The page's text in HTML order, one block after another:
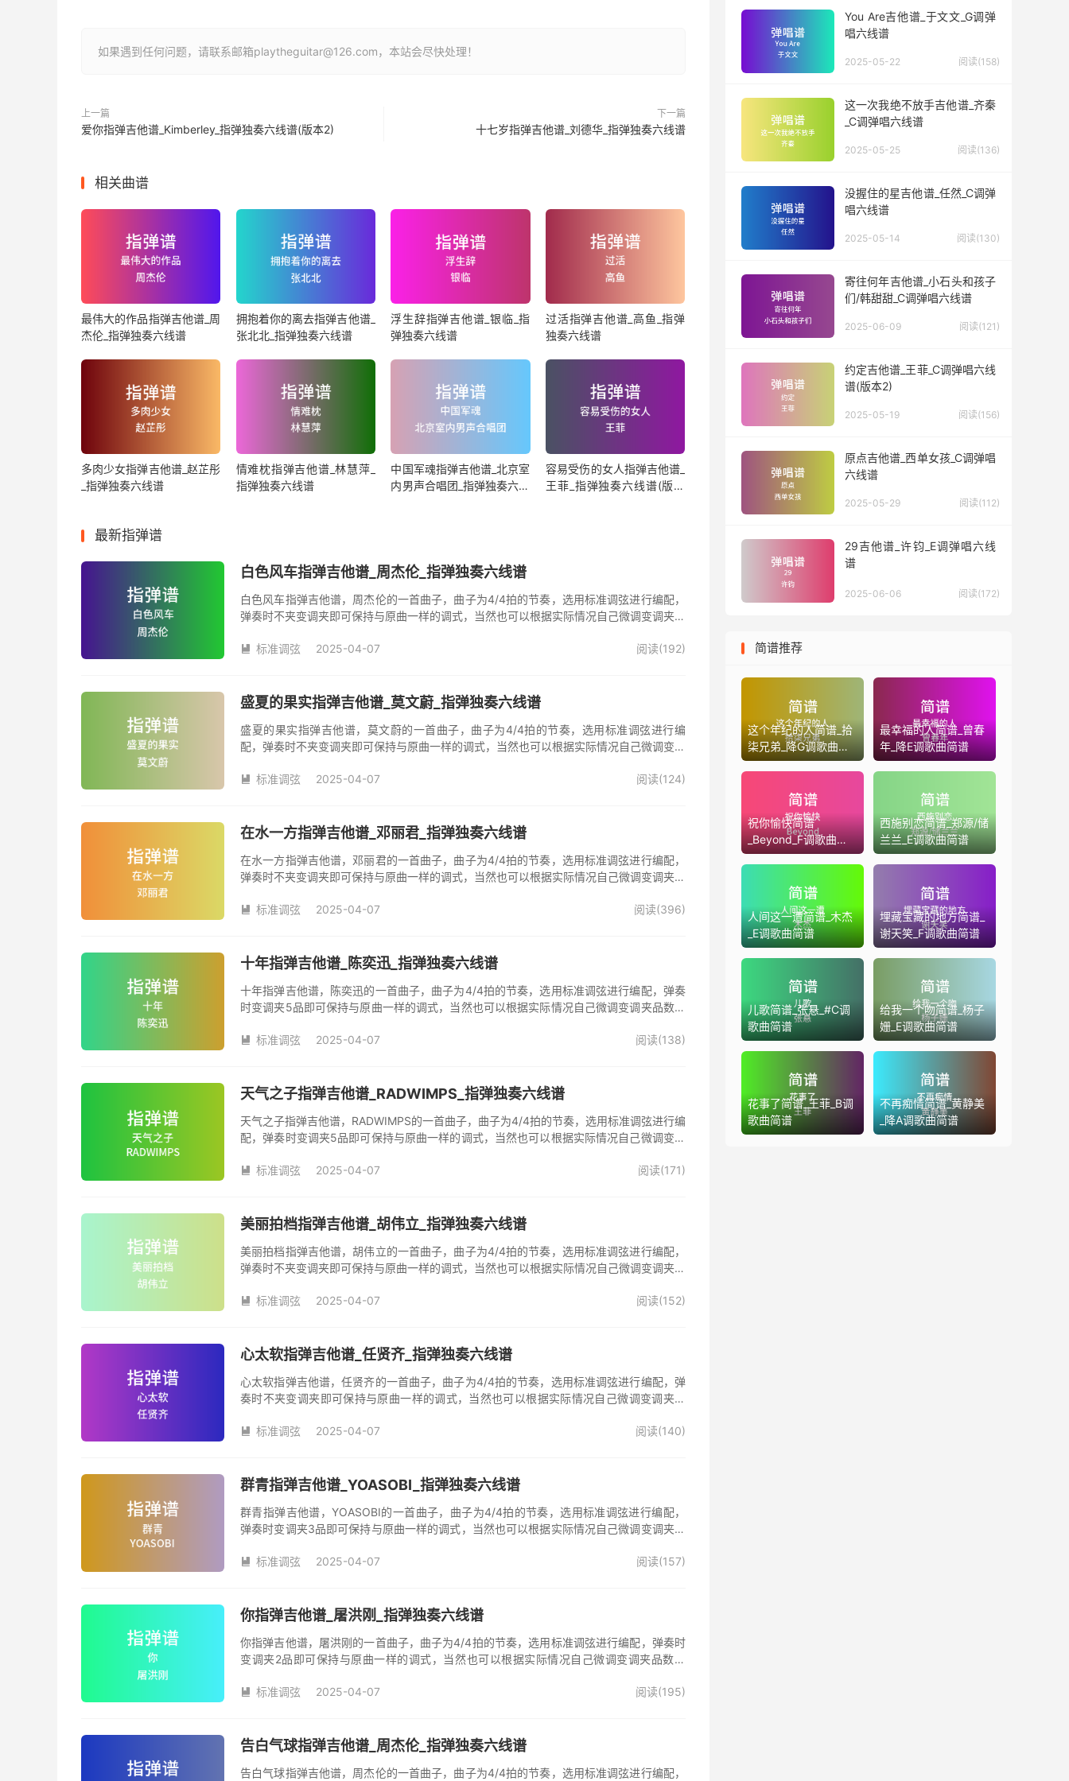
如果遇到任何问题，请联系邮箱playtheguitar@126.com，本站会尽快处理！
上一篇
爱你指弹吉他谱_Kimberley_指弹独奏六线谱(版本2)
下一篇
十七岁指弹吉他谱_刘德华_指弹独奏六线谱
相关曲谱
最伟大的作品指弹吉他谱_周
杰伦_指弹独奏六线谱
拥抱着你的离去指弹吉他谱_
张北北_指弹独奏六线谱
浮生辞指弹吉他谱_银临_指
弹独奏六线谱
过活指弹吉他谱_高鱼_指弹
独奏六线谱
多肉少女指弹吉他谱_赵芷彤
_指弹独奏六线谱
情难枕指弹吉他谱_林慧萍_
指弹独奏六线谱
中国军魂指弹吉他谱_北京室
内男声合唱团_指弹独奏六线
容易受伤的女人指弹吉他谱_
王菲_指弹独奏六线谱(版本
最新指弹谱
白色风车指弹吉他谱_周杰伦_指弹独奏六线谱
白色风车指弹吉他谱，周杰伦的一首曲子，曲子为4/4拍的节奏，选用标准调弦进行编配，
弹奏时不夹变调夹即可保持与原曲一样的调式，当然也可以根据实际情况自己微调变调夹品
 标准调弦 2025-04-07 阅读(192)
盛夏的果实指弹吉他谱_莫文蔚_指弹独奏六线谱
盛夏的果实指弹吉他谱，莫文蔚的一首曲子，曲子为4/4拍的节奏，选用标准调弦进行编
配，弹奏时不夹变调夹即可保持与原曲一样的调式，当然也可以根据实际情况自己微调变调
 标准调弦 2025-04-07 阅读(124)
在水一方指弹吉他谱_邓丽君_指弹独奏六线谱
在水一方指弹吉他谱，邓丽君的一首曲子，曲子为4/4拍的节奏，选用标准调弦进行编配，
弹奏时不夹变调夹即可保持与原曲一样的调式，当然也可以根据实际情况自己微调变调夹品
 标准调弦 2025-04-07 阅读(396)
十年指弹吉他谱_陈奕迅_指弹独奏六线谱
十年指弹吉他谱，陈奕迅的一首曲子，曲子为4/4拍的节奏，选用标准调弦进行编配，弹奏
时变调夹5品即可保持与原曲一样的调式，当然也可以根据实际情况自己微调变调夹品数。
 标准调弦 2025-04-07 阅读(138)
天气之子指弹吉他谱_RADWIMPS_指弹独奏六线谱
天气之子指弹吉他谱，RADWIMPS的一首曲子，曲子为4/4拍的节奏，选用标准调弦进行编
配，弹奏时变调夹5品即可保持与原曲一样的调式，当然也可以根据实际情况自己微调变调
很大程度的简化版本，好听又简单的曲子，速度是原曲速度，一开始可以慢慢来。
 标准调弦 2025-04-07 阅读(171)
美丽拍档指弹吉他谱_胡伟立_指弹独奏六线谱
美丽拍档指弹吉他谱，胡伟立的一首曲子，曲子为4/4拍的节奏，选用标准调弦进行编配，
弹奏时不夹变调夹即可保持与原曲一样的调式，当然也可以根据实际情况自己微调变调夹品
 标准调弦 2025-04-07 阅读(152)
心太软指弹吉他谱_任贤齐_指弹独奏六线谱
心太软指弹吉他谱，任贤齐的一首曲子，曲子为4/4拍的节奏，选用标准调弦进行编配，弹
奏时不夹变调夹即可保持与原曲一样的调式，当然也可以根据实际情况自己微调变调夹品
 标准调弦 2025-04-07 阅读(140)
群青指弹吉他谱_YOASOBI_指弹独奏六线谱
群青指弹吉他谱，YOASOBI的一首曲子，曲子为4/4拍的节奏，选用标准调弦进行编配，
弹奏时变调夹3品即可保持与原曲一样的调式，当然也可以根据实际情况自己微调变调夹品
 标准调弦 2025-04-07 阅读(157)
你指弹吉他谱_屠洪刚_指弹独奏六线谱
你指弹吉他谱，屠洪刚的一首曲子，曲子为4/4拍的节奏，选用标准调弦进行编配，弹奏时
变调夹2品即可保持与原曲一样的调式，当然也可以根据实际情况自己微调变调夹品数。
 标准调弦 2025-04-07 阅读(195)
告白气球指弹吉他谱_周杰伦_指弹独奏六线谱
告白气球指弹吉他谱，周杰伦的一首曲子，曲子为4/4拍的节奏，选用标准调弦进行编配，
You Are吉他谱_于文文_G调弹
唱六线谱
2025-05-22 阅读(158)
这一次我绝不放手吉他谱_齐秦
_C调弹唱六线谱
2025-05-25 阅读(136)
没握住的星吉他谱_任然_C调弹
唱六线谱
2025-05-14 阅读(130)
寄往何年吉他谱_小石头和孩子
们/韩甜甜_C调弹唱六线谱
2025-06-09 阅读(121)
约定吉他谱_王菲_C调弹唱六线
谱(版本2)
2025-05-19 阅读(156)
原点吉他谱_西单女孩_C调弹唱
六线谱
2025-05-29 阅读(112)
29吉他谱_许钧_E调弹唱六线
谱
2025-06-06 阅读(172)
简谱推荐
这个年纪的人简谱_拾
柒兄弟_降G调歌曲简
谱
最幸福的人简谱_曾春
年_降E调歌曲简谱
祝你愉快简谱
_Beyond_F调歌曲简
谱
西施别恋简谱_郑源/储
兰兰_E调歌曲简谱
人间这一遭简谱_木杰
_E调歌曲简谱
埋藏宝藏的地方简谱_
谢天笑_F调歌曲简谱
儿歌简谱_张悬_#C调
歌曲简谱
给我一个吻简谱_杨子
姗_E调歌曲简谱
花事了简谱_王菲_B调
歌曲简谱
不再痴情简谱_黄静美
_降A调歌曲简谱